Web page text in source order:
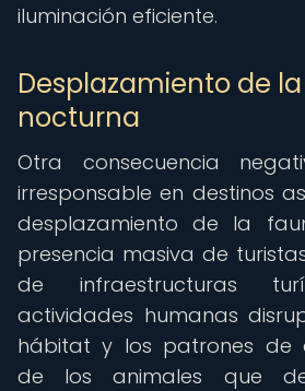
iluminación eficiente.
Desplazamiento de
nocturna
Otra consecuencia
irresponsable en destinos
desplazamiento de la
presencia masiva de
de infraestructuras
actividades humanas
hábitat y los patrones de
de los animales que